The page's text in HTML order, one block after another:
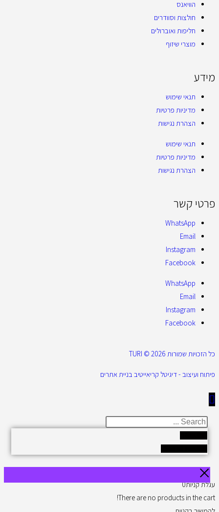
הוויאנס
חולצות וסוודרים
חליפות ואוברולים
מוצרי שיזוף
מידע
תנאי שימוש
מדיניות פרטיות
הצהרת נגישות
תנאי שימוש
מדיניות פרטיות
הצהרת נגישות
פרטי קשר
WhatsApp
Email
Instagram
Facebook
WhatsApp
Email
Instagram
Facebook
כל הזכויות שמורות 2026 © TURI
פיתוח ועיצוב - דיגיטל קריאייטיב בניית אתרים
עגלת קניות0
There are no products in the cart!